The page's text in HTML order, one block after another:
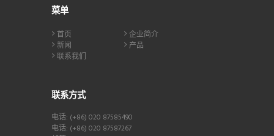
菜单
首页
企业简介
新闻
产品
联系我们
联系方式
电话: (+86) 020 87585490
电话: (+86) 020 87587267